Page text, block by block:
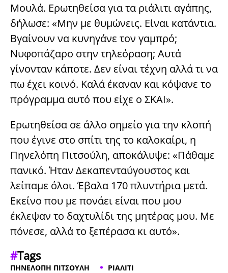
Μουλά. Ερωτηθείσα για τα ριάλιτι αγάπης,
δήλωσε: «Μην με θυμώνεις. Είναι κατάντια.
Βγαίνουν να κυνηγάνε τον γαμπρό;
Νυφοπάζαρο στην τηλεόραση; Αυτά
γίνονταν κάποτε. Δεν είναι τέχνη αλλά τι να
πω έχει κοινό. Καλά έκαναν και κόψανε το
πρόγραμμα αυτό που είχε ο ΣΚΑΙ».
Ερωτηθείσα σε άλλο σημείο για την κλοπή
που έγινε στο σπίτι της το καλοκαίρι, η
Πηνελόπη Πιτσούλη, αποκάλυψε: «Πάθαμε
πανικό. Ήταν Δεκαπενταύγουστος και
λείπαμε όλοι. Έβαλα 170 πλυντήρια μετά.
Εκείνο που με πονάει είναι που μου
έκλεψαν το δαχτυλίδι της μητέρας μου. Με
πόνεσε, αλλά το ξεπέρασα κι αυτό».
#Tags
ΠΗΝΕΛΟΠΗ ΠΙΤΣΟΥΛΗ ΡΙΑΛΙΤΙ